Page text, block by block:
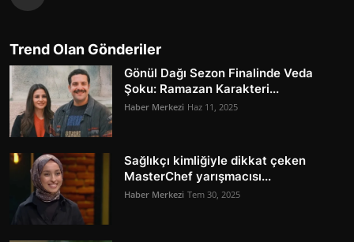
Trend Olan Gönderiler
Gönül Dağı Sezon Finalinde Veda
Şoku: Ramazan Karakteri...
Haber Merkezi Haz 11, 2025
Sağlıkçı kimliğiyle dikkat çeken
MasterChef yarışmacısı...
Haber Merkezi Tem 30, 2025